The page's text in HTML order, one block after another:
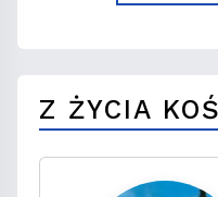
Z ŻYCIA